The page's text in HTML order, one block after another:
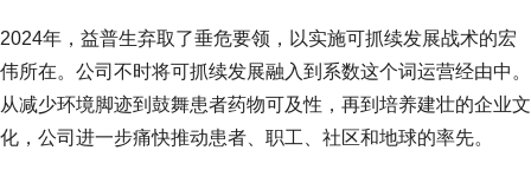
2024年，益普生弃取了垂危要领，以实施可抓续发展战术的宏
伟所在。公司不时将可抓续发展融入到系数这个词运营经由中。
从减少环境脚迹到鼓舞患者药物可及性，再到培养建壮的企业文
化，公司进一步痛快推动患者、职工、社区和地球的率先。